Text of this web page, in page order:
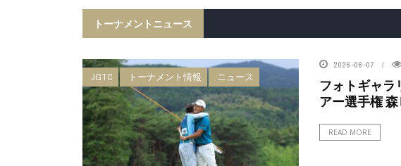
トーナメントニュース
JGTC トーナメント情報 ニュース
2026-06-07
フォトギャ
アー選手権
READ MORE